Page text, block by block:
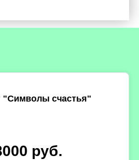
"Символы счастья"
руб.